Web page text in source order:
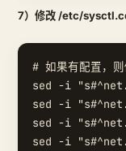
7）修改 /etc/
# 如果有配置，则
sed -i
sed -i
sed -i
sed -i